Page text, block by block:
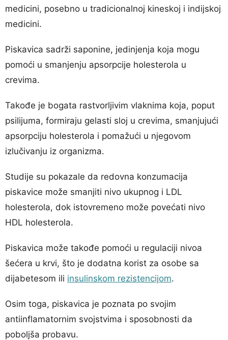
medicini, posebno u tradicionalnoj kineskoj i indijskoj
medicini.
Piskavica sadrži saponine, jedinjenja koja mogu
pomoći u smanjenju apsorpcije holesterola u
crevima.
Takođe je bogata rastvorljivim vlaknima koja, poput
psilijuma, formiraju gelasti sloj u crevima, smanjujući
apsorpciju holesterola i pomažući u njegovom
izlučivanju iz organizma.
Studije su pokazale da redovna konzumacija
piskavice može smanjiti nivo ukupnog i LDL
holesterola, dok istovremeno može povećati nivo
HDL holesterola.
Piskavica može takođe pomoći u regulaciji nivoa
šećera u krvi, što je dodatna korist za osobe sa
dijabetesom ili insulinskom rezistencijom.
Osim toga, piskavica je poznata po svojim
antiinflamatornim svojstvima i sposobnosti da
poboljša probavu.